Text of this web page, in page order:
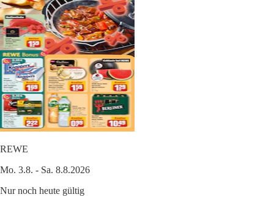
REWE
Mo. 3.8. - Sa. 8.8.2026
Nur noch heute gültig